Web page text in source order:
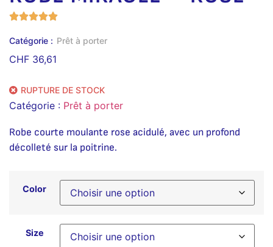
Catégorie : Prêt à porter
CHF 36,61
RUPTURE DE STOCK
Catégorie : Prêt à porter
Robe courte moulante rose acidulé, avec un profond
décolleté sur la poitrine.
Color
Size